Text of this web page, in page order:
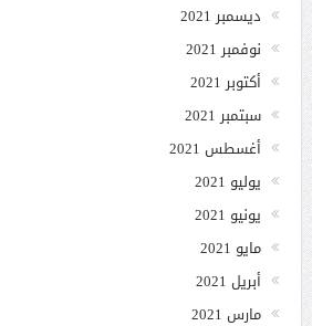
ديسمبر 2021
نوفمبر 2021
أكتوبر 2021
سبتمبر 2021
أغسطس 2021
يوليو 2021
يونيو 2021
مايو 2021
أبريل 2021
مارس 2021